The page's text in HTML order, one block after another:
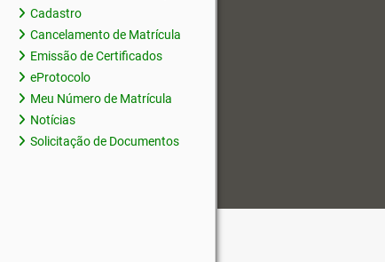
Cadastro
Cancelamento de Matrícula
Emissão de Certificados
eProtocolo
Meu Número de Matrícula
Notícias
Solicitação de Documentos